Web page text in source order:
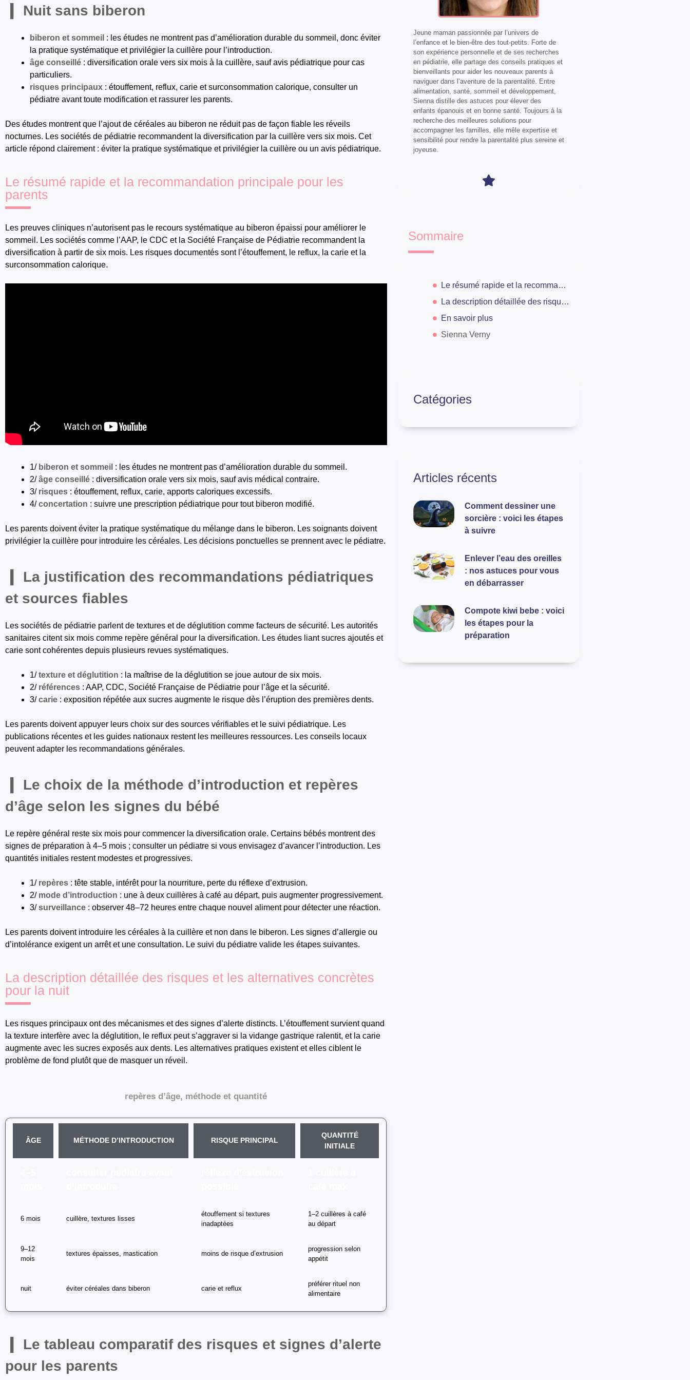
Nuit sans biberon
biberon et sommeil : les études ne montrent pas d’amélioration durable du sommeil, donc éviter
la pratique systématique et privilégier la cuillère pour l’introduction.
âge conseillé : diversification orale vers six mois à la cuillère, sauf avis pédiatrique pour cas
particuliers.
risques principaux : étouffement, reflux, carie et surconsommation calorique, consulter un
pédiatre avant toute modification et rassurer les parents.
Des études montrent que l’ajout de céréales au biberon ne réduit pas de façon fiable les réveils
nocturnes. Les sociétés de pédiatrie recommandent la diversification par la cuillère vers six mois. Cet
article répond clairement : éviter la pratique systématique et privilégier la cuillère ou un avis pédiatrique.
Le résumé rapide et la recommandation principale pour les
parents
Les preuves cliniques n’autorisent pas le recours systématique au biberon épaissi pour améliorer le
sommeil. Les sociétés comme l’AAP, le CDC et la Société Française de Pédiatrie recommandent la
diversification à partir de six mois. Les risques documentés sont l’étouffement, le reflux, la carie et la
surconsommation calorique.
1/ biberon et sommeil : les études ne montrent pas d’amélioration durable du sommeil.
2/âge conseillé : diversification orale vers six mois, sauf avis médical contraire.
3/ risques : étouffement, reflux, carie, apports caloriques excessifs.
4/concertation : suivre une prescription pédiatrique pour tout biberon modifié.
Les parents doivent éviter la pratique systématique du mélange dans le biberon. Les soignants doivent
privilégier la cuillère pour introduire les céréales. Les décisions ponctuelles se prennent avec le pédiatre.
La justification des recommandations pédiatriques
et sources fiables
Les sociétés de pédiatrie parlent de textures et de déglutition comme facteurs de sécurité. Les autorités
sanitaires citent six mois comme repère général pour la diversification. Les études liant sucres ajoutés et
carie sont cohérentes depuis plusieurs revues systématiques.
1/texture et déglutition : la maîtrise de la déglutition se joue autour de six mois.
2/ références : AAP, CDC, Société Française de Pédiatrie pour l’âge et la sécurité.
3/carie : exposition répétée aux sucres augmente le risque dès l’éruption des premières dents.
Les parents doivent appuyer leurs choix sur des sources vérifiables et le suivi pédiatrique. Les
publications récentes et les guides nationaux restent les meilleures ressources. Les conseils locaux
peuvent adapter les recommandations générales.
Le choix de la méthode d’introduction et repères
d’âge selon les signes du bébé
Le repère général reste six mois pour commencer la diversification orale. Certains bébés montrent des
signes de préparation à 4–5 mois ; consulter un pédiatre si vous envisagez d’avancer l’introduction. Les
quantités initiales restent modestes et progressives.
1/ repères : tête stable, intérêt pour la nourriture, perte du réflexe d’extrusion.
2/ mode d’introduction : une à deux cuillères à café au départ, puis augmenter progressivement.
3/surveillance : observer 48–72 heures entre chaque nouvel aliment pour détecter une réaction.
Les parents doivent introduire les céréales à la cuillère et non dans le biberon. Les signes d’allergie ou
d’intolérance exigent un arrêt et une consultation. Le suivi du pédiatre valide les étapes suivantes.
La description détaillée des risques et les alternatives concrètes
pour la nuit
Les risques principaux ont des mécanismes et des signes d’alerte distincts. L’étouffement survient quand
la texture interfère avec la déglutition, le reflux peut s’aggraver si la vidange gastrique ralentit, et la carie
augmente avec les sucres exposés aux dents. Les alternatives pratiques existent et elles ciblent le
problème de fond plutôt que de masquer un réveil.
repères d’âge, méthode et quantité
ÂGE MÉTHODE D’INTRODUCTION RISQUE PRINCIPAL
QUANTITÉ
INITIALE
6 mois cuillère, textures lisses
étouffement si textures
inadaptées
1–2 cuillères à café
au départ
9–12
mois
textures épaisses, mastication moins de risque d’extrusion
progression selon
appétit
nuit éviter céréales dans biberon carie et reflux
préférer rituel non
alimentaire
Le tableau comparatif des risques et signes d’alerte
pour les parents
Jeune maman passionnée par l’univers de
l’enfance et le bien-être des tout-petits. Forte de
son expérience personnelle et de ses recherches
en pédiatrie, elle partage des conseils pratiques et
bienveillants pour aider les nouveaux parents à
naviguer dans l’aventure de la parentalité. Entre
alimentation, santé, sommeil et développement,
Sienna distille des astuces pour élever des
enfants épanouis et en bonne santé. Toujours à la
recherche des meilleures solutions pour
accompagner les familles, elle mêle expertise et
sensibilité pour rendre la parentalité plus sereine et
joyeuse.
Sommaire
Le résumé rapide et la recommandation principale pour les parents
La description détaillée des risques et les alternatives concrètes pour la nuit
En savoir plus
Sienna Verny
Catégories
Articles récents
Comment dessiner une
sorcière : voici les étapes
à suivre
Enlever l’eau des oreilles
: nos astuces pour vous
en débarrasser
Compote kiwi bebe : voici
les étapes pour la
préparation